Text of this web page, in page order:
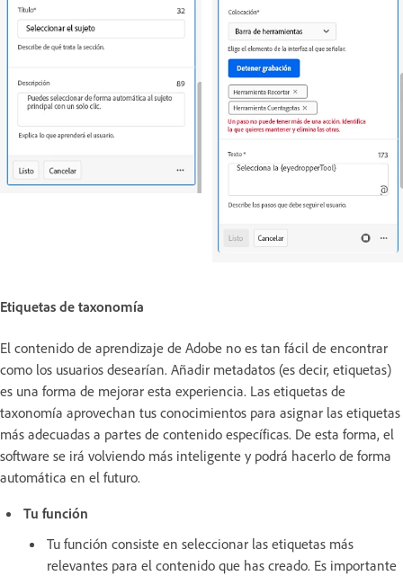
Etiquetas de taxonomía
El contenido de aprendizaje de Adobe no es tan fácil de encontrar
como los usuarios desearían. Añadir metadatos (es decir, etiquetas)
es una forma de mejorar esta experiencia. Las etiquetas de
taxonomía aprovechan tus conocimientos para asignar las etiquetas
más adecuadas a partes de contenido específicas. De esta forma, el
software se irá volviendo más inteligente y podrá hacerlo de forma
automática en el futuro.
Tu función
Tu función consiste en seleccionar las etiquetas más
relevantes para el contenido que has creado. Es importante